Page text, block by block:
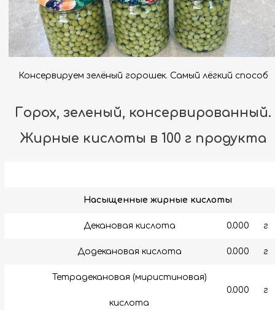
Консервируем зелёный горошек. Самый лёгкий способ
Горох, зеленый, консервированный.
Жирные кислоты в 100 г продукта
Насыщенные жирные кислоты
Декановая кислота 0.000 г
Додекановая кислота 0.000 г
Тетрадекановая (миристиновая)
кислота
0.000 г